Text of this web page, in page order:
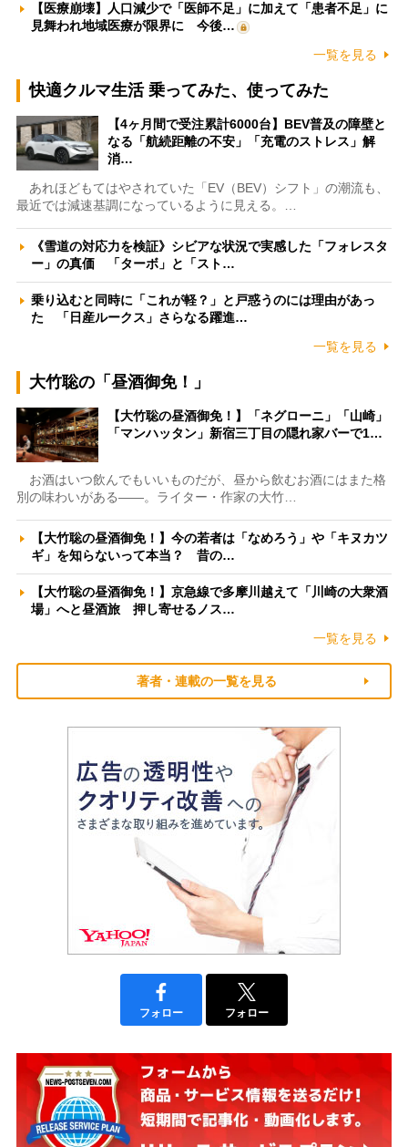
【医療崩壊】人口減少で「医師不足」に加えて「患者不足」に
見舞われ地域医療が限界に 今後…
一覧を見る
快適クルマ生活 乗ってみた、使ってみた
【4ヶ月間で受注累計6000台】BEV普及の障壁と
なる「航続距離の不安」「充電のストレス」解
消…
あれほどもてはやされていた「EV（BEV）シフト」の潮流も、
最近では減速基調になっているように見える。…
《雪道の対応力を検証》シビアな状況で実感した「フォレスタ
ー」の真価 「ターボ」と「スト…
乗り込むと同時に「これが軽？」と戸惑うのには理由があっ
た 「日産ルークス」さらなる躍進…
一覧を見る
大竹聡の「昼酒御免！」
【大竹聡の昼酒御免！】「ネグローニ」「山崎」
「マンハッタン」新宿三丁目の隠れ家バーで1…
お酒はいつ飲んでもいいものだが、昼から飲むお酒にはまた格
別の味わいがある――。ライター・作家の大竹…
【大竹聡の昼酒御免！】今の若者は「なめろう」や「キヌカツ
ギ」を知らないって本当？ 昔の…
【大竹聡の昼酒御免！】京急線で多摩川越えて「川崎の大衆酒
場」へと昼酒旅 押し寄せるノス…
一覧を見る
著者・連載の一覧を見る
フォロー フォロー